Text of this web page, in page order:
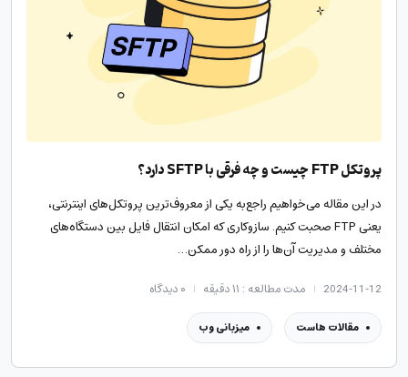
پروتکل FTP چیست و چه فرقی با SFTP دارد؟
در این مقاله می‌خواهیم راجع‌به یکی از معروف‌ترین پروتکل‌های اینترنتی،
یعنی FTP صحبت کنیم. سازوکاری که امکان انتقال فایل بین دستگاه‌های
مختلف و مدیریت آن‌ها را از راه دور ممکن…
2024-11-12 مدت مطالعه : ۱۱ دقیقه ۰دیدگاه
مقالات هاست میزبانی وب